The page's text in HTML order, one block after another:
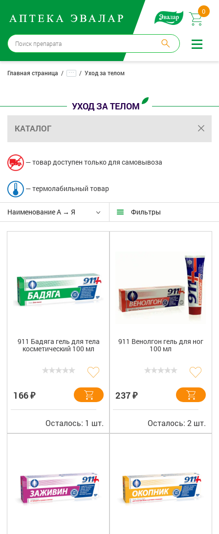
0
Бийск→ 15 аптек
Доставка и оплата
Способ получения:
Эвалар
Косметика
Гигиена
Медтехника
Оптика
Мама и малыш
Уход за больными
Витамины
Скидки и акции
Главная страница ... Уход за телом
УХОД ЗА ТЕЛОМ
КАТАЛОГ
— товар доступен только для самовывоза
— термолабильный товар
Наименование А → Я Фильтры
911 Бадяга гель для тела
косметический 100 мл
166₽
Осталось: 1 шт.
911 Венолгон гель для ног
100 мл
237₽
Осталось: 2 шт.